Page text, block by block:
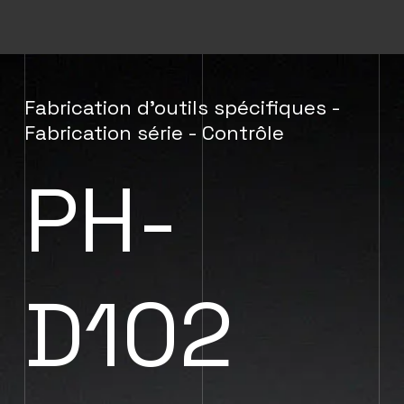
Fabrication d’outils spécifiques -
Fabrication série - Contrôle
PH-
D102